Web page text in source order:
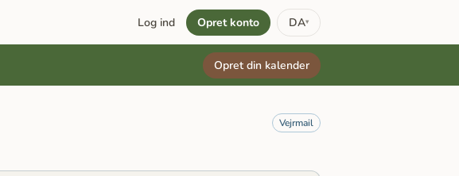
Log ind Opret konto DA▾
Opret din kalender
Vejrmail